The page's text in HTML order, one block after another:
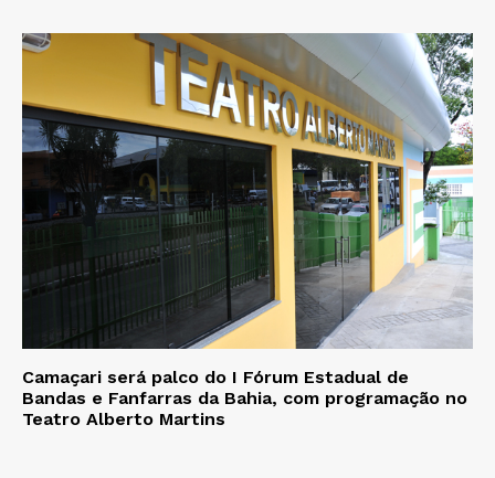
Camaçari será palco do I Fórum Estadual de
Bandas e Fanfarras da Bahia, com programação no
Teatro Alberto Martins